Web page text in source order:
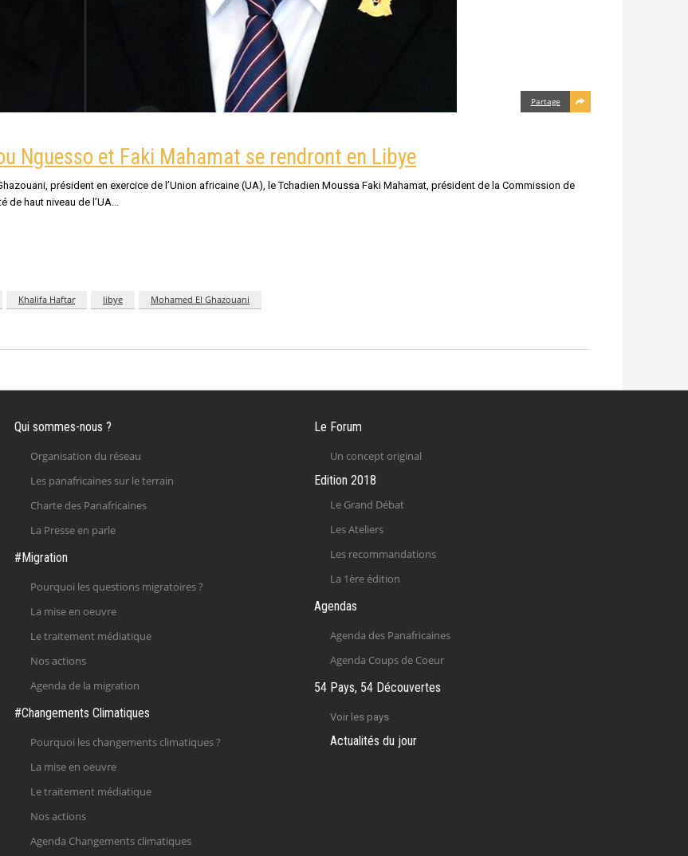
Partage
Nguesso et Faki Mahamat se rendront en Libye
président en exercice de l’Union africaine (UA), le Tchadien Moussa Faki Mahamat, président de la Commission de
de haut niveau de l’UA
Khalifa Haftar libye Mohamed El Ghazouani
Qui sommes-nous ?
Organisation du réseau
Les panafricaines sur le terrain
Charte des Panafricaines
La Presse en parle
#Migration
Pourquoi les questions migratoires ?
La mise en oeuvre
Le traitement médiatique
Nos actions
Agenda de la migration
#Changements Climatiques
Pourquoi les changements climatiques ?
La mise en oeuvre
Le traitement médiatique
Nos actions
Agenda Changements climatiques
Le Forum
Un concept original
Edition 2018
Le Grand Débat
Les Ateliers
Les recommandations
La 1ère édition
Agendas
Agenda des Panafricaines
Agenda Coups de Coeur
54 Pays, 54 Découvertes
Voir les pays
Actualités du jour